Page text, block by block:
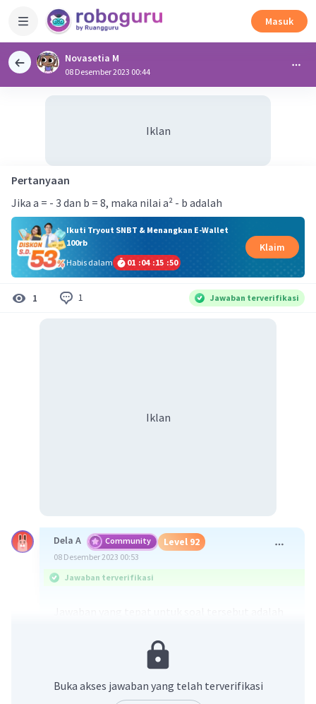
Masuk
Novasetia M
08 Desember 2023 00:44
Iklan
Pertanyaan
Jika a = - 3 dan b = 8, maka nilai a² - b adalah
Ikuti Tryout SNBT & Menangkan E-Wallet
100rb
Habis dalam
01 :04 :15 :50
Klaim
1 1 Jawaban terverifikasi
Iklan
Dela A Community Level 92
08 Desember 2023 00:53
Jawaban terverifikasi
b = 8
a² – b = (–3)² – 8 = 9 – 8 = 1
Buka akses jawaban yang telah terverifikasi